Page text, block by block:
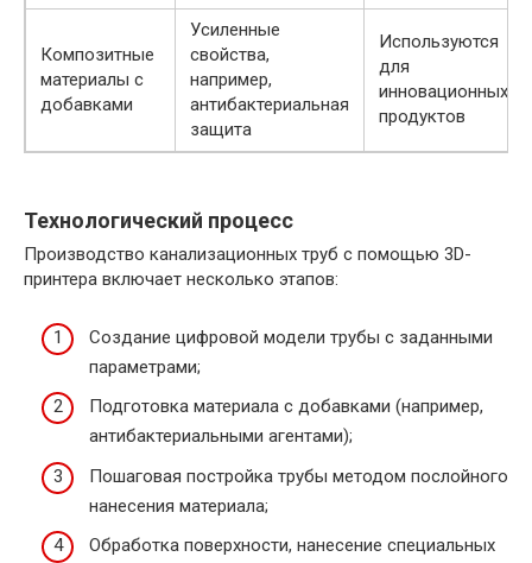
Композитные
материалы с
добавками
Усиленные
свойства,
например,
антибактериальная
защита
Используются
для
инновационных
продуктов
Технологический процесс
Производство канализационных труб с помощью 3D-
принтера включает несколько этапов:
Создание цифровой модели трубы с заданными
параметрами;
Подготовка материала с добавками (например,
антибактериальными агентами);
Пошаговая постройка трубы методом послойного
нанесения материала;
Обработка поверхности, нанесение специальных